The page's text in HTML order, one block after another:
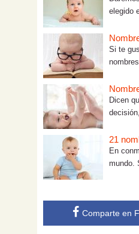
elegido
Si te
Dicen
21
En
mundo.
Comparte en